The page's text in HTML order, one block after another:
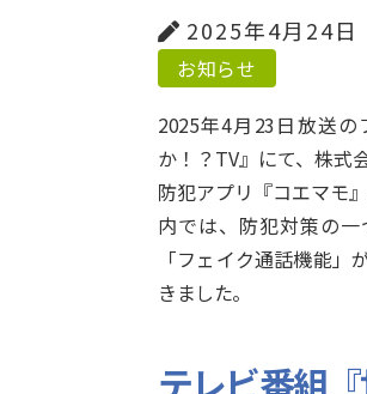
2025年4月24日
お知らせ
2025年4月23日放送
か！？TV』にて、株式
防犯アプリ『コエマモ
内では、防犯対策の
「フェイク通話機能」
きました。